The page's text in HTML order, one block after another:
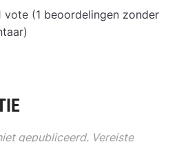
vote (1 beoordelingen zonder
)
gepubliceerd. Vereiste